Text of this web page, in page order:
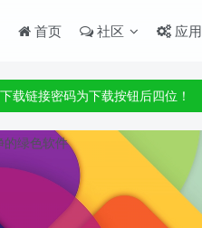
首页 社区 应用
载链接密码为下载按钮后四位！
载链接密码为下载按钮后四位！